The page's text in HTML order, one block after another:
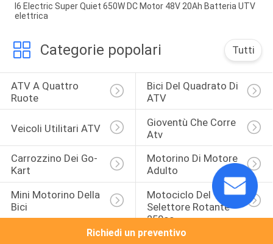
I6 Electric Super Quiet 650W DC Motor 48V 20Ah Batteria UTV
elettrica
Categorie popolari Tutti
ATV A Quattro
Ruote
Bici Del Quadrato Di
ATV
Veicoli Utilitari ATV
Gioventù Che Corre
Atv
Carrozzino Dei Go-
Kart
Motorino Di Motore
Adulto
Mini Motorino Della
Bici
Motociclo Del
Selettore Rotante
250cc
Richiedi un preventivo